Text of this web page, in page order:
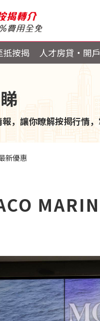
抵按揭 人才房貸・開
，讓你瞭解按揭行情，
新優惠